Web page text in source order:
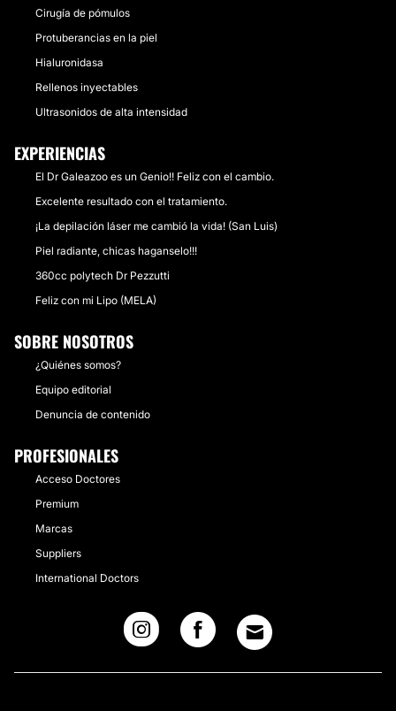
Cirugía de pómulos
Protuberancias en la piel
Hialuronidasa
Rellenos inyectables
Ultrasonidos de alta intensidad
EXPERIENCIAS
El Dr Galeazoo es un Genio!! Feliz con el cambio.
Excelente resultado con el tratamiento.
¡La depilación láser me cambió la vida! (San Luis)
Piel radiante, chicas haganselo!!!
360cc polytech Dr Pezzutti
Feliz con mi Lipo (MELA)
SOBRE NOSOTROS
¿Quiénes somos?
Equipo editorial
Denuncia de contenido
PROFESIONALES
Acceso Doctores
Premium
Marcas
Suppliers
International Doctors